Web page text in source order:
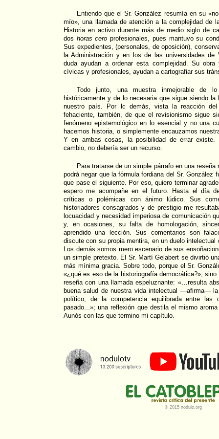
Entiendo que el Sr. González resumía en su
mío», una llamada de atención a la complejidad de
Historia en activo durante más de medio siglo de
dos horas cero profesionales, pues mantuvo su
Sus expedientes, (personales, de oposición),
la Administración y en los de las universidades de
duda ayudan a ordenar esta complejidad. Su
cívicas y profesionales, ayudan a cartografiar sus
Todo junto, una muestra inmejorable de
históricamente y de lo necesaria que sigue siendo
nuestro país. Por lo demás, vista la reacción del
fehaciente, también, de que el revisionismo sigue
fenómeno epistemológico en lo esencial y no una
hacemos historia, o simplemente encauzamos
Y en ambas cosas, la posibilidad de errar existe.
cambio, no debería ser un recurso.
Para tratarse de un simple párrafo en una
podrá negar que la fórmula fordiana del Sr. González
que pase el siguiente. Por eso, quiero terminar
espero me acompañe en el futuro. Hasta el día
críticas o polémicas con ánimo lúdico. Sus
historiadores consagrados y de prestigio me
locuacidad y necesidad imperiosa de comunicación
y, en ocasiones, su falta de homologación,
aprendido una lección. Sus comentarios son
discute con su propia mentira, en un duelo intelectual
Los demás somos mero escenario de sus
un simple pretexto. El Sr. Martí Gelabert se divirtió
más mínima gracia. Sobre todo, porque el Sr.
«¿qué es eso de la historiografía democrática?»,
reseña con una llamada espeluznante: «…resulta
buena salud de nuestra vida intelectual —afirma—
político, de la competencia equilibrada entre las
pasado...»; una reflexión que destila el mismo
Aunós con las que termino mi capítulo.
© 2015 nodulo.org